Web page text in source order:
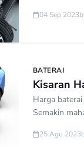
pemrosesan
04 Sep 2023
BATERAI
Kisaran
Harga
Semakin
harus ada
25 Agu 2023